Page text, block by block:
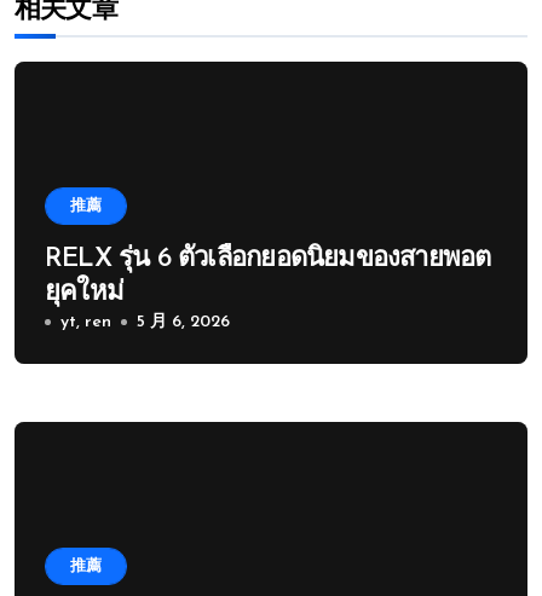
相关文章
推薦
RELX รุ่น 6 ตัวเลือกยอดนิยมของสายพอต
ยุคใหม่
yt, ren 5 月 6, 2026
推薦